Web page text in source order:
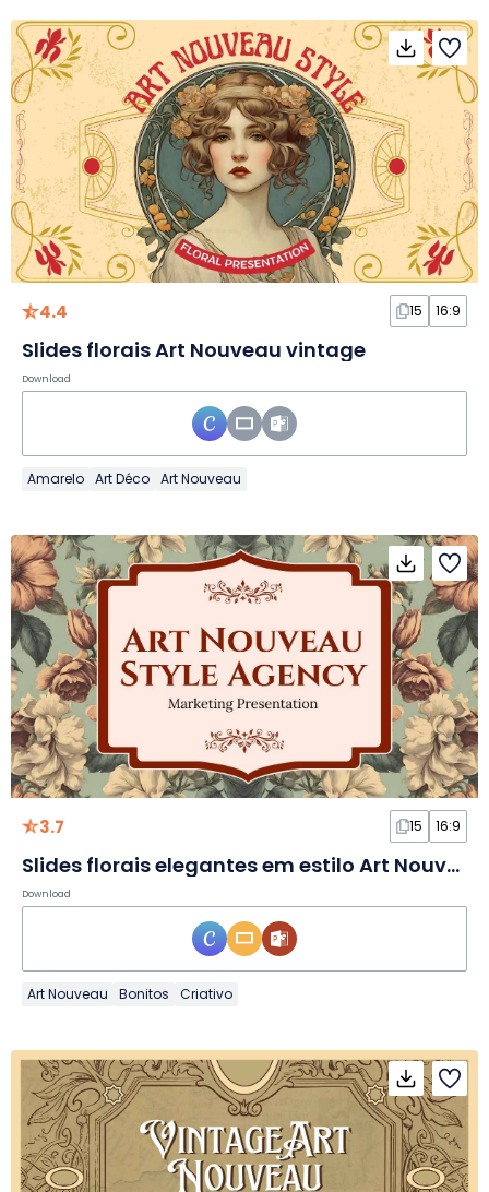
4.4 15 16:9
Slides florais Art Nouveau vintage
Download
Amarelo Art Déco Art Nouveau
3.7 15 16:9
Slides florais elegantes em estilo Art Nouveau
Download
Art Nouveau Bonitos Criativo